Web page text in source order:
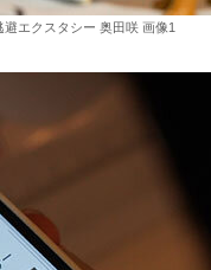
エクスタシー 奥田咲 画像1